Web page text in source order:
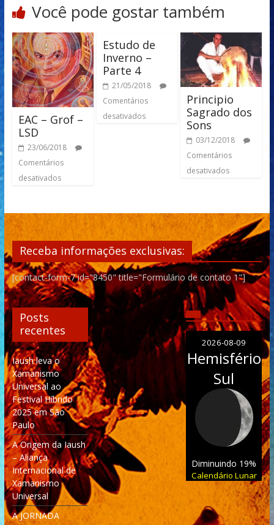
Você pode gostar também
EAC – Grof –
LSD
23/06/2018
Comentários
desativados
Estudo de
Inverno –
Parte 4
21/05/2018
Comentários
desativados
Principio
Sagrado dos
Sons
03/12/2018
Comentários
desativados
Receba informações exclusivas:
[contact-form-7 id="8450" title="Formulário de contato 1"]
Posts
recentes
Iaush leva o
Xamanismo
Universal ao
Festival Híbrido
2025 em São
Paulo
A Origem da Iaush
– Aliança
Internacional de
Xamanismo
Universal
A JORNADA
2026-08-09
Hemisfério
Sul
Diminuindo 19%
Calendário Lunar